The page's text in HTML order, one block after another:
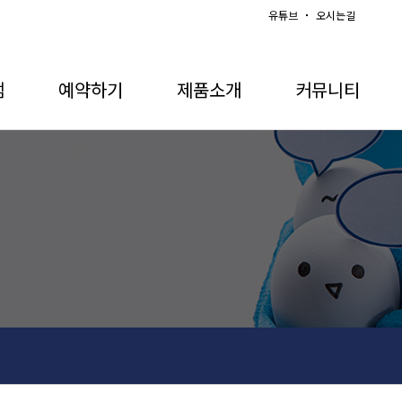
유튜브 오시는길
예약하기 제품소개 커뮤니티